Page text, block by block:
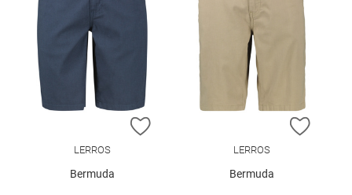
ZUR WUNSCHLISTE HINZUFÜGEN
LERROS
Bermuda
ZUR
LERROS
Bermuda